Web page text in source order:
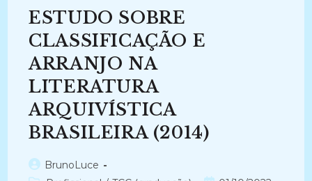
Por
Meio
Dos
Quadros
De
Arranjo
Arquivo
Público
Do
Estado
Do
Pará.
ESTUDO SOBRE
CLASSIFICAÇÃO E
ARRANJO NA
LITERATURA
ARQUIVÍSTICA
BRASILEIRA (2014)
AutorBrunoLuce